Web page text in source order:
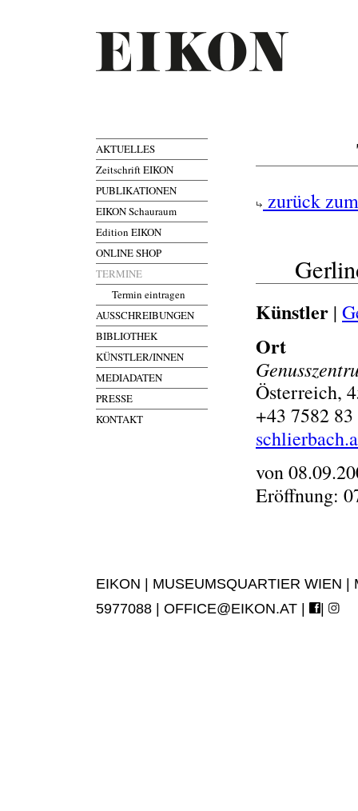
AKTUELLES
Zeitschrift EIKON
PUBLIKATIONEN
EIKON Schauraum
Edition EIKON
ONLINE SHOP
TERMINE
Termin eintragen
AUSSCHREIBUNGEN
BIBLIOTHEK
KÜNSTLER/INNEN
MEDIADATEN
PRESSE
KONTAKT
zurück
Künstler |
Ort
Österreich,
+43 7582
von
Eröffnung:
EIKON | MUSEUMSQUARTIER WIEN
5977088 | OFFICE@EIKON.AT | |